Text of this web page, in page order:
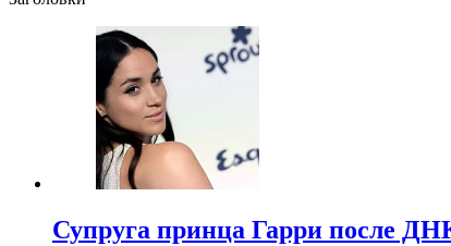
Супруга принца Гарри после